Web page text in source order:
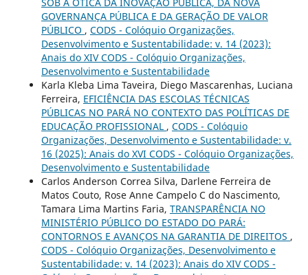
GOVERNANÇA PÚBLICA E DA GERAÇÃO DE VALOR
PÚBLICO , CODS - Colóquio Organizações,
Desenvolvimento e Sustentabilidade: v. 14 (2023):
Anais do XIV CODS - Colóquio Organizações,
Desenvolvimento e Sustentabilidade
Karla Kleba Lima Taveira, Diego Mascarenhas, Luciana
Ferreira, EFICIÊNCIA DAS ESCOLAS TÉCNICAS
PÚBLICAS NO PARÁ NO CONTEXTO DAS POLÍTICAS DE
EDUCAÇÃO PROFISSIONAL , CODS - Colóquio
Organizações, Desenvolvimento e Sustentabilidade: v.
16 (2025): Anais do XVI CODS - Colóquio Organizações,
Desenvolvimento e Sustentabilidade
Carlos Anderson Correa Silva, Darlene Ferreira de
Matos Couto, Rose Anne Campelo C do Nascimento,
Tamara Lima Martins Faria, TRANSPARÊNCIA NO
MINISTÉRIO PÚBLICO DO ESTADO DO PARÁ:
CONTORNOS E AVANÇOS NA GARANTIA DE DIREITOS ,
CODS - Colóquio Organizações, Desenvolvimento e
Sustentabilidade: v. 14 (2023): Anais do XIV CODS -